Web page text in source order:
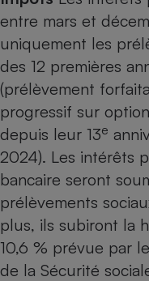
entre mars et
uniquement les
des 12 premières
(prélèvement
progressif sur
depuis leur 13e
2024). Les intérêts
bancaire seront
prélèvements
plus, ils subiront la
10,6 % prévue par
de la Sécurité